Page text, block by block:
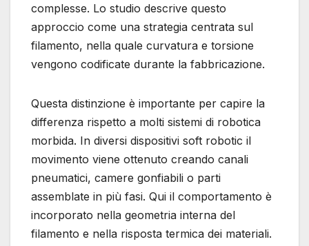
complesse. Lo studio descrive questo
approccio come una strategia centrata sul
filamento, nella quale curvatura e torsione
vengono codificate durante la fabbricazione.
Questa distinzione è importante per capire la
differenza rispetto a molti sistemi di robotica
morbida. In diversi dispositivi soft robotic il
movimento viene ottenuto creando canali
pneumatici, camere gonfiabili o parti
assemblate in più fasi. Qui il comportamento è
incorporato nella geometria interna del
filamento e nella risposta termica dei materiali.